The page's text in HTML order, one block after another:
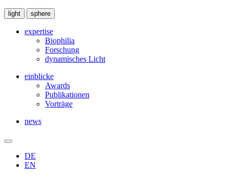
light sphere
expertise
Biophilia
Forschung
dynamisches Licht
einblicke
Awards
Publikationen
Vorträge
news
DE
EN